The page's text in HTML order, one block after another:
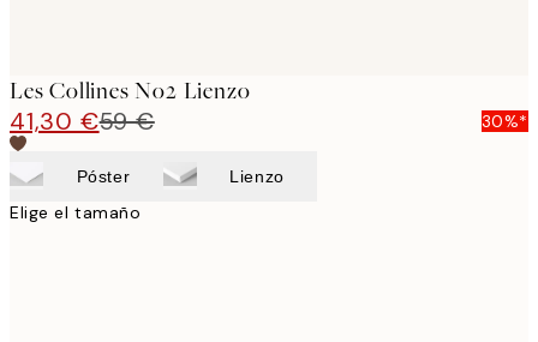
Les Collines No2 Lienzo
41,30 €59 € 30%*
Póster Lienzo
Elige el tamaño